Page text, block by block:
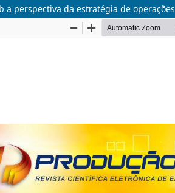
a perspectiva da estratégia de operações